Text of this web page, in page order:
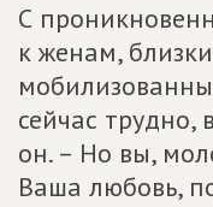
С
к женам,
сейчас трудно,
он. – Но вы,
Ваша любовь,